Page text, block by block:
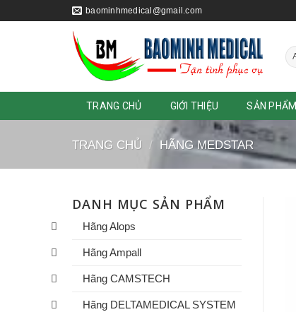
to
baominhmedical@gmail.com
TRANG CHỦ GIỚI THIỆU SẢN PHẨM
TRANG CHỦ / HÃNG MEDSTAR
DANH MỤC SẢN PHẨM
Hãng Alops
Hãng Ampall
Hãng CAMSTECH
Hãng DELTAMEDICAL SYSTEM